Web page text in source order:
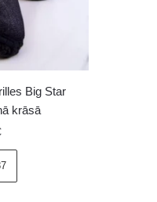
Big Star
krāsā